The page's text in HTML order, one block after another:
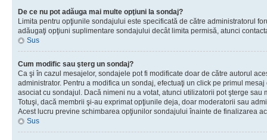
De ce nu pot adăuga mai multe opţiuni la sondaj?
Limita pentru opţiunile sondajului este specificată de către administratorul
adăugaţi opţiuni suplimentare sondajului decât limita permisă, atunci
Sus
Cum modific sau şterg un sondaj?
Ca şi în cazul mesajelor, sondajele pot fi modificate doar de către autorul
administrator. Pentru a modifica un sondaj, efectuaţi un click pe primul
asociat cu sondajul. Dacă nimeni nu a votat, atunci utilizatorii pot şterge
Totuşi, dacă membrii şi-au exprimat opţiunile deja, doar moderatorii sau
Acest lucru previne schimbarea opţiunilor sondajului înainte de finalizarea
Sus